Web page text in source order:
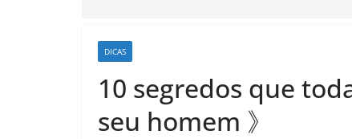
DICAS
10 segredos que
seu homem 》